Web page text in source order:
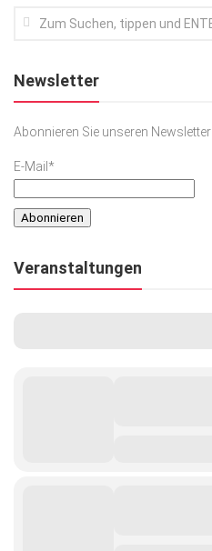
Newsletter
Abonnieren Sie unseren Newsletter
E-Mail*
Veranstaltungen